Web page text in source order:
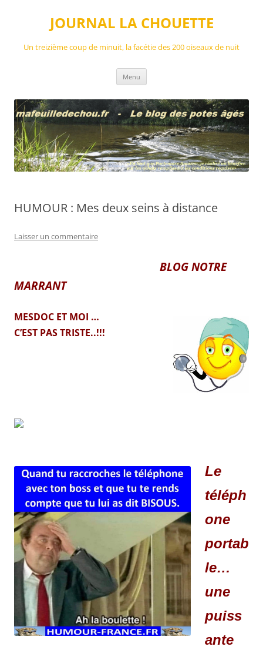
JOURNAL LA CHOUETTE
Un treizième coup de minuit, la facétie des 200 oiseaux de nuit
Menu
HUMOUR : Mes deux seins à distance
Laisser un commentaire
BLOG NOTRE
MARRANT
MESDOC ET MOI …
C’EST PAS TRISTE..!!!
Le
téléph
one
portab
le…
une
puiss
ante